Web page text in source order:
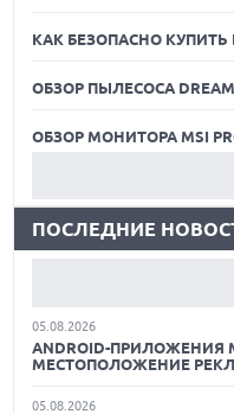
КАК БЕЗОПАСНО
ОБЗОР ПЫЛЕСОСА DREAME
ОБЗОР МОНИТОРА MSI
КАК БЕЗОПАСНО КУПИТЬ
ОБЗОР ПЫЛЕСОСА DREAME
ОБЗОР МОНИТОРА MSI
КАК БЕЗОПАСНО КУПИТЬ
ПОСЛЕДНИЕ
05.08.2026
ПОДДЕРЖКОЙ LDAC И
ЗАМЕТОК С СОВЕЩАНИЙ В
05.08.2026
ANDROID-
МЕСТОПОЛОЖЕНИЕ
05.08.2026